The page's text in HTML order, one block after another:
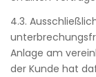
4.3.
Anlage am
der Kunde hat